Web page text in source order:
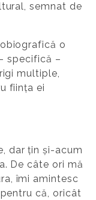
semnat de
o
specifică –
multiple,
ființa ei
dar țin și-acum
De câte ori mă
îmi amintesc
că, oricât